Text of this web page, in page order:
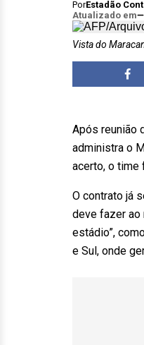
PorEstadão
Atualizado em
Vista do
Após reunião
administra o
acerto, o time
O contrato já
deve fazer ao
estádio”,
e Sul, onde